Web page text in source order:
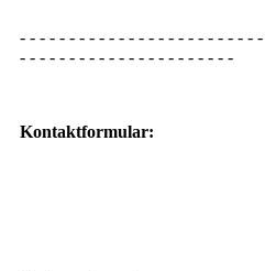
- - - - - - - - - - - - - - - - - - - - - - - -
- - - - - - - - - - - - - - - - - - - - - -
Kontaktformular: